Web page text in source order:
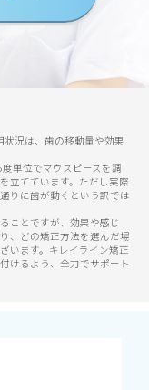
状況は、歯の移動量や効果
単位でマウスピースを調
立てています。ただし実際
りに歯が動くという訳では
ことですが、効果や感じ
、どの矯正方法を選んだ場
います。キレイライン矯正
けるよう、全力でサポート